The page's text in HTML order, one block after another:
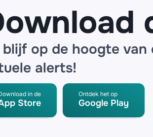
blijf op de hoogte van
alerts!
in de
Store
Ontdek het op
Google Play